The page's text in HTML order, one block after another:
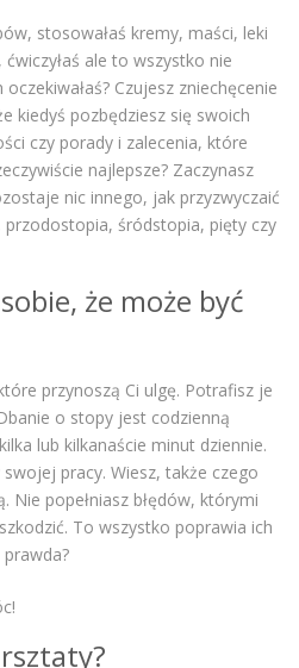
stosowałaś kremy, maści, leki
ale to wszystko nie
Czujesz zniechęcenie
kiedyś pozbędziesz się swoich
czy porady i zalecenia, które
najlepsze? Zaczynasz
nic innego, jak przyzwyczaić
śródstopia, pięty czy
że może być
przynoszą Ci ulgę. Potrafisz je
o stopy jest codzienną
lub kilkanaście minut dziennie.
pracy. Wiesz, także czego
Nie popełniasz błędów, którymi
To wszystko poprawia ich